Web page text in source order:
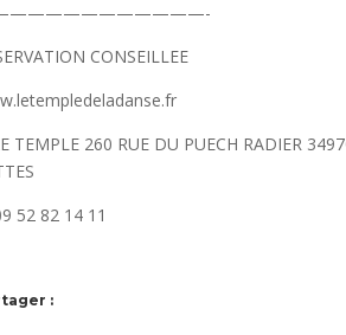
CONSEILLEE
TEMPLE 260 RUE DU PUECH RADIER
52 82 14 11
: